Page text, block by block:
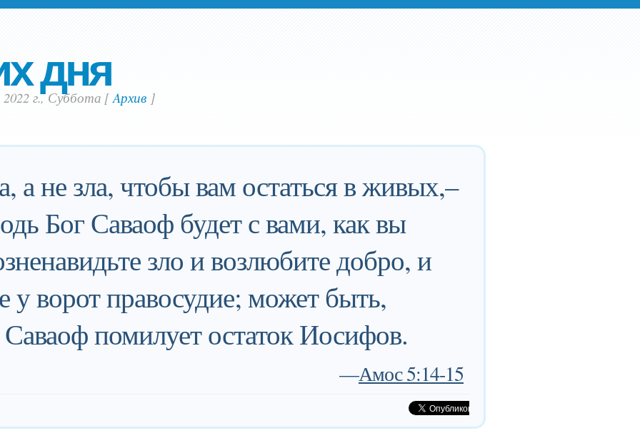
дня
2022 г., Суббота [Aрхив]
а не зла, чтобы вам остаться в живых,–
Бог Саваоф будет с вами, как вы
зло и возлюбите добро, и
у ворот правосудие; может быть,
помилует остаток Иосифов.
—Амос 5:14-15